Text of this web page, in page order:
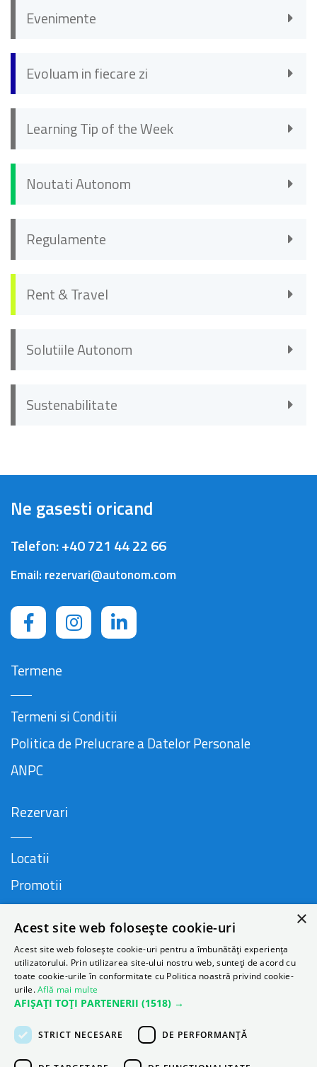
Evenimente
Evoluam in fiecare zi
Learning Tip of the Week
Noutati Autonom
Regulamente
Rent & Travel
Solutiile Autonom
Sustenabilitate
Ne gasesti oricand
Telefon:+40 721 44 22 66
Email: rezervari@autonom.com
Termene
Termeni si Conditii
Politica de Prelucrare a Datelor Personale
ANPC
Rezervari
Locatii
Promotii
Companie
Contact
Despre Autonom
×
Acest site web folosește cookie-uri
Acest site web folosește cookie-uri pentru a îmbunătăți experiența
utilizatorului. Prin utilizarea site-ului nostru web, sunteți de acord cu
toate cookie-urile în conformitate cu Politica noastră privind cookie-
urile.Află mai multe
AFIȘAȚI TOȚI PARTENERII (1518) →
STRICT NECESARE DE PERFORMANȚĂ